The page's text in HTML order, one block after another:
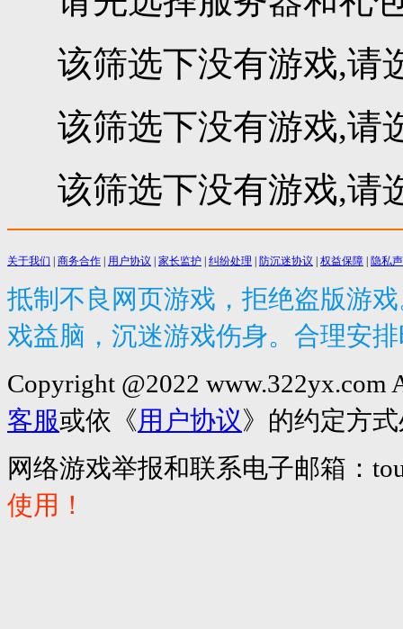
该筛选下没有游戏,请
该筛选下没有游戏,请
该筛选下没有游戏,请
关于我们 商务合作 用户协议 家长监护 纠纷处理 防沉迷协议 权益保障 隐私
抵制不良网页游戏，拒绝盗版游
戏益脑，沉迷游戏伤身。合理安
Copyright @2022
客服或依《用户协议》的约定方
网络游戏举报和联系电子邮箱：
使用！